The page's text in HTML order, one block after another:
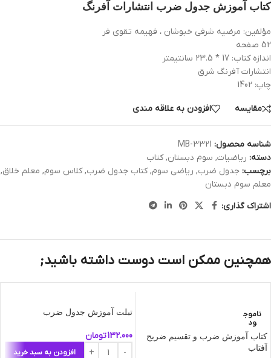
کتاب آموزش جدول ضرب انتشارات آفرنگ
مؤلفین: مرضیه شرفی خبوشان ، فهیمه تقوی فر
52 صفحه
اندازه کتاب: 17 * 23.5 سانتیمتر
انتشارات آفرنگ شرق
چاپ: 1402
مقایسه افزودن به علاقه مندی
شناسه محصول: MB-3321
دسته: ریاضیات, سوم دبستان, کتاب
برچسب: جدول ضرب, ریاضی سوم, کتاب جدول ضرب, کلاس سوم, معلم خلاق,
معلم سوم دبستان
اشتراک گذاری:
همچنین ممکن است دوست داشته باشید;
ناموج
ود
کتاب آموزش ضرب و تقسیم ضریح
آفتاب
تبلت آموزش جدول ضرب
132.000تومان
افزودن به سبد خرید